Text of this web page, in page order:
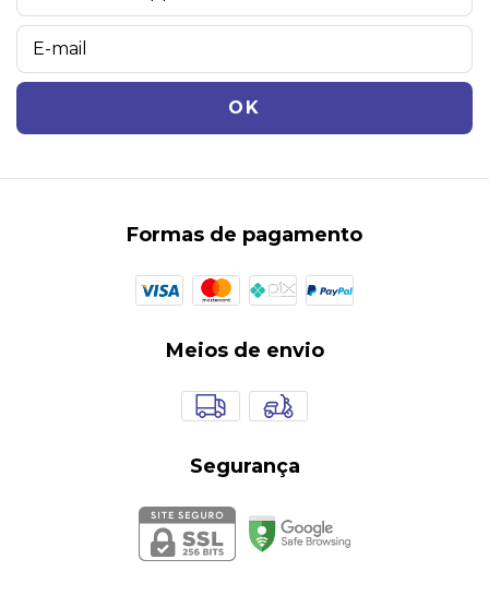
Formas de pagamento
Meios de envio
Segurança